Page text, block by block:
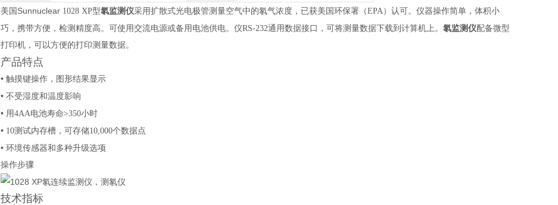
美国Sunnuclear 1028 XP型氡监测仪采用扩散式光电极管测量空气中的氡气浓度，已获美国环保署（EPA）认可。仪器操作简单，体积小
巧，携带方便，检测精度高。可使用交流电源或备用电池供电。仪RS-232通用数据接口，可将测量数据下载到计算机上。 氡监测仪配备微型
打印机，可以方便的打印测量数据。
产品特点
• 触摸键操作，图形结果显示
• 不受湿度和温度影响
• 用4AA电池寿命>350小时
• 10测试内存槽，可存储10,000个数据点
• 环境传感器和多种升级选项
操作步骤
技术指标